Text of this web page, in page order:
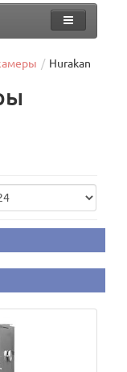
Hurakan